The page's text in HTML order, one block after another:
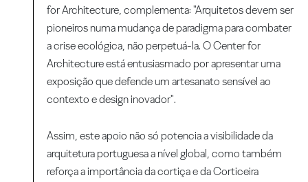
for Architecture, complementa: "Arquitetos devem ser
pioneiros numa mudança de paradigma para combater
a crise ecológica, não perpetuá-la. O Center for
Architecture está entusiasmado por apresentar uma
exposição que defende um artesanato sensível ao
contexto e design inovador".
Assim, este apoio não só potencia a visibilidade da
arquitetura portuguesa a nível global, como também
reforça a importância da cortiça e da Corticeira